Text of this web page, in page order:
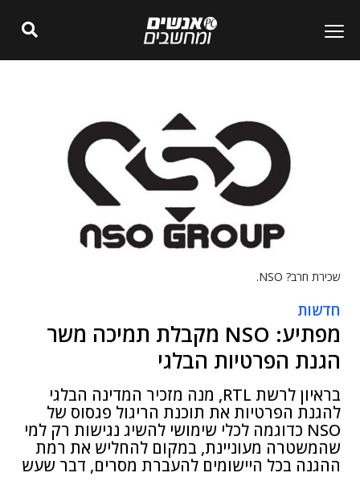
שכירת חרב? NSO.
חדשות
מפתיע: NSO מקבלת תמיכה משר
הגנת הפרטיות הבלגי
בראיון לרשת RTL, מנה מזכיר המדינה הבלגי
להגנת הפרטיות את תוכנת הריגול פגסוס של
NSO כדוגמה לכלי שימושי להשיג נגישות רק למי
שהמשטרה מעוניינת, במקום להחליש את רמת
ההגנה בכל היישומים להעברת מסרים, דבר שעש